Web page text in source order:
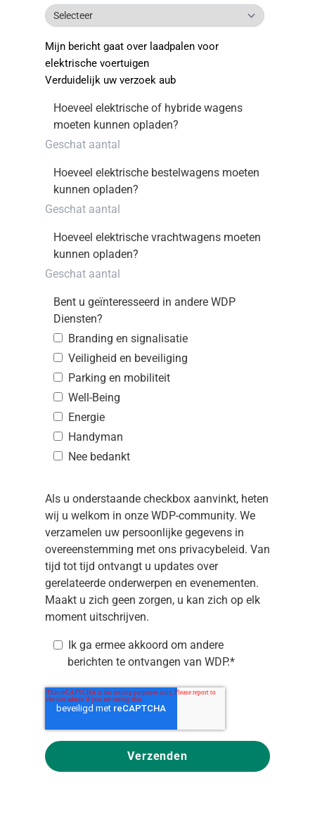
Mijn bericht gaat over laadpalen voor
elektrische voertuigen
Verduidelijk uw verzoek aub
Hoeveel elektrische of hybride wagens
moeten kunnen opladen?
Hoeveel elektrische bestelwagens moeten
kunnen opladen?
Hoeveel elektrische vrachtwagens moeten
kunnen opladen?
Bent u geïnteresseerd in andere WDP
Diensten?
Branding en signalisatie
Veiligheid en beveiliging
Parking en mobiliteit
Well-Being
Energie
Handyman
Nee bedankt
Als u onderstaande checkbox aanvinkt, heten
wij u welkom in onze WDP-community. We
verzamelen uw persoonlijke gegevens in
overeenstemming met ons privacybeleid. Van
tijd tot tijd ontvangt u updates over
gerelateerde onderwerpen en evenementen.
Maakt u zich geen zorgen, u kan zich op elk
moment uitschrijven.
Ik ga ermee akkoord om andere
berichten te ontvangen van WDP.*